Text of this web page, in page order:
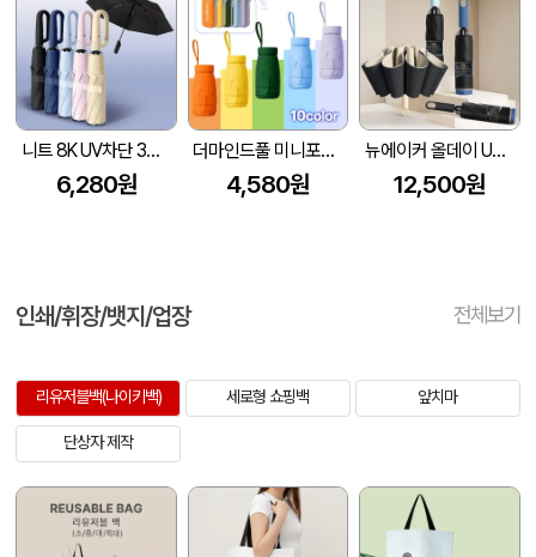
니트 8K UV차단 3단 완자동 양우산
6,280원
더마인드풀 미니포켓 UV차단 암막 파스텔 우양산 색상 10종
4,580원
뉴에이커 올데이 UV차단 8K 3단 거꾸로 자동 양우산 고리 손잡이
12,500원
인쇄/휘장/뱃지/업장 전체보기
리유저블백(나이키백) 세로형 쇼핑백 앞치마
단상자 제작